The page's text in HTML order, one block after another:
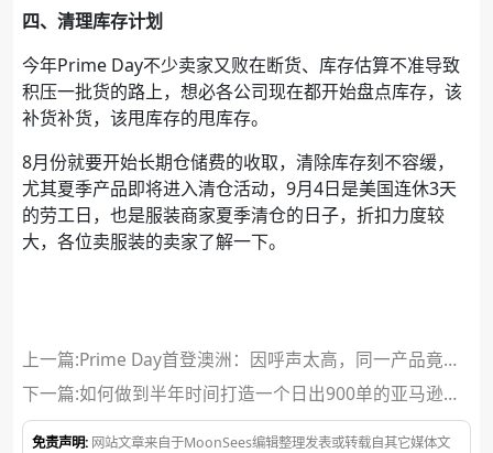
四、清理库存计划
今年Prime Day不少卖家又败在断货、库存估算不准导致
积压一批货的路上，想必各公司现在都开始盘点库存，该
补货补货，该甩库存的甩库存。
8月份就要开始长期仓储费的收取，清除库存刻不容缓，
尤其夏季产品即将进入清仓活动，9月4日是美国连休3天
的劳工日，也是服装商家夏季清仓的日子，折扣力度较
大，各位卖服装的卖家了解一下。
上一篇:Prime Day首登澳洲：因呼声太高，同一产品竟举
办两次秒杀活动
下一篇:如何做到半年时间打造一个日出900单的亚马逊
Listing？
免责声明: 网站文章来自于MoonSees编辑整理发表或转载自其它媒体文